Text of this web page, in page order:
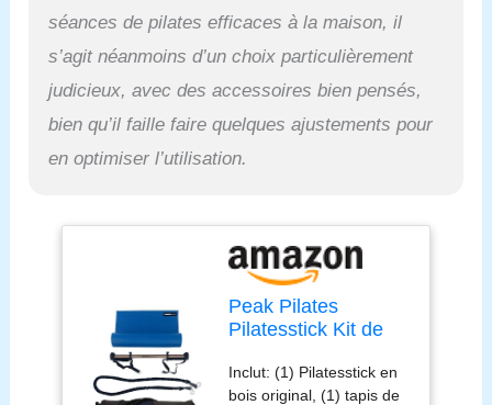
séances de pilates efficaces à la maison, il
s’agit néanmoins d’un choix particulièrement
judicieux, avec des accessoires bien pensés,
bien qu’il faille faire quelques ajustements pour
en optimiser l’utilisation.
Peak Pilates
Pilatesstick Kit de
Inclut: (1) Pilatesstick en
bois original, (1) tapis de